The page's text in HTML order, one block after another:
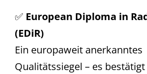
✅ European Diploma in
(EDiR)
Ein europaweit anerkanntes
Qualitätssiegel – es